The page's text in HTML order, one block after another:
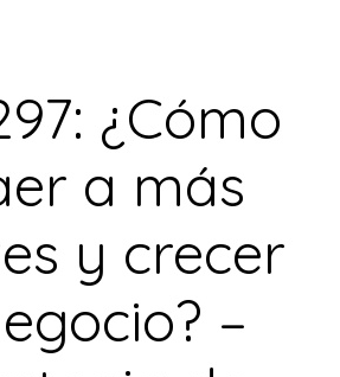
¿Cómo
a más
y crecer
–